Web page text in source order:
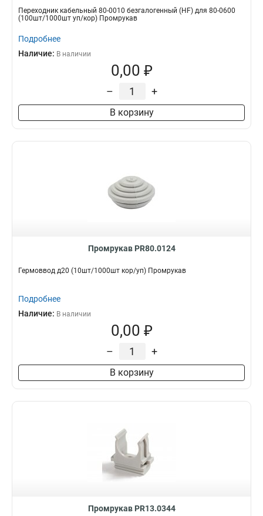
Переходник кабельный 80-0010 безгалогенный (HF) для 80-0600
(100шт/1000шт уп/кор) Промрукав
Подробнее
Наличие: В наличии
0,00 ₽
– +
В корзину
Промрукав PR80.0124
Гермоввод д20 (10шт/1000шт кор/уп) Промрукав
Подробнее
Наличие: В наличии
0,00 ₽
– +
В корзину
Промрукав PR13.0344